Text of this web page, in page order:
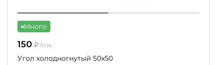
Много
150 ₽/п.м.
Угол холодногнутый 50х50